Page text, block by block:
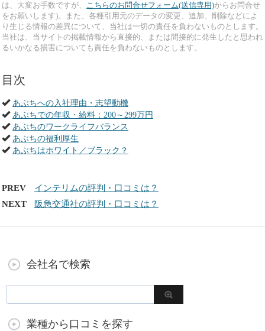
は、大変お手数ですが、 こちらのお問合せフォーム(送信専用)からお問合せ
をお願いします)。また、各種引用元のデータの変更、追加、削除などによ
り生じる情報の差異について、当社は一切の責任を負わないものとします。
当社は、当サイトの掲載情報から直接的、または間接的に発生したと思われ
るいかなる損害についても責任を負わないものとします。
目次
あぶちへの入社理由・志望動機
あぶちでの年収・給料：200～299万円
あぶちのワークライフバランス
あぶちの福利厚生
あぶちはホワイト／ブラック？
PREV
インテリムの評判・口コミは？
NEXT
阪急交通社の評判・口コミは？
会社名で検索
業種から口コミを探す